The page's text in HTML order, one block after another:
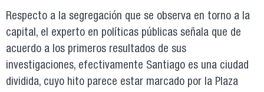
Respecto a la segregación que se observa en torno a la
capital, el experto en políticas públicas señala que de
acuerdo a los primeros resultados de sus
investigaciones, efectivamente Santiago es una ciudad
dividida, cuyo hito parece estar marcado por la Plaza